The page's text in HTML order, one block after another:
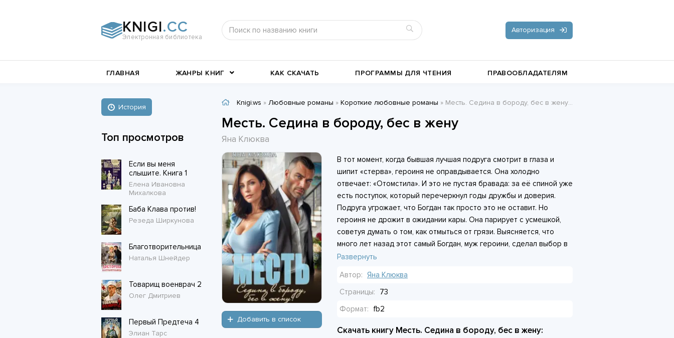
KNIGI.CC
Электронная библиотека
Авторизация
ГЛАВНАЯ ЖАНРЫ КНИГ
Книги о войне
География, путевые заметки
Современные любовные
романы
романы
романы
Короткие любовные романы История Классика жанра Стихи и поэзия
КАК СКАЧАТЬ ПРОГРАММЫ ДЛЯ ЧТЕНИЯ ПРАВООБЛАДАТЕЛЯМ
Knigi.ws » Любовные романы » Короткие любовные романы » Месть. Седина в бороду, бес в жену - Яна Клюква
Месть. Седина в бороду, бес в жену
Яна Клюква
Добавить в список
В тот момент, когда бывшая лучшая подруга смотрит в глаза и
шипит «стерва», героиня не оправдывается. Она холодно
отвечает: «Отомстила». И это не пустая бравада: за её спиной уже
есть поступок, который перечеркнул годы дружбы и доверия.
Подруга угрожает, что Богдан так просто это не оставит. Но
героиня не дрожит в ожидании кары. Она парирует с усмешкой,
советуя думать о том, как отмыться от грязи. Выясняется, что
много лет назад этот самый Богдан, муж героини, сделал выбор в
пользу подруги. И теперь, глядя на торжество соперницы, героиня
продумала. Её план запущен, и прежняя жизнь разлетелась
вдребезги. Но подруга не сдаётся, и впереди не просто
выяснение отношений, а вызов, на который придётся ответить.
Развернуть
Автор: Яна Клюква
Страницы:
73
Формат:
fb2
Скачать книгу Месть. Седина в бороду, бес в жену:
История
Топ просмотров
Если вы меня
слышите. Книга 1
Елена Ивановна
Михалкова
Баба Клава против!
Резеда Ширкунова
Благотворительница
Наталья Шнейдер
Товарищ военврач 2
Олег Дмитриев
Первый Предтеча 4
Элиан Тарс
Документальная